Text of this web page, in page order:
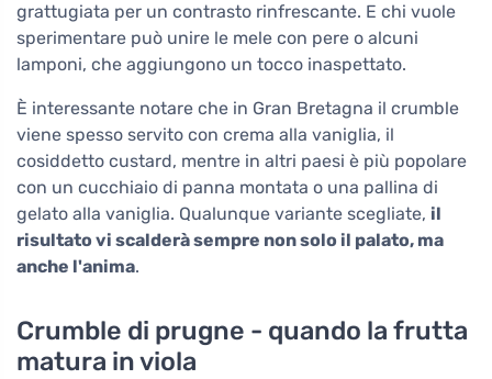
grattugiata per un contrasto rinfrescante. E chi vuole
sperimentare può unire le mele con pere o alcuni
lamponi, che aggiungono un tocco inaspettato.
È interessante notare che in Gran Bretagna il crumble
viene spesso servito con crema alla vaniglia, il
cosiddetto custard, mentre in altri paesi è più popolare
con un cucchiaio di panna montata o una pallina di
gelato alla vaniglia. Qualunque variante scegliate, il
risultato vi scalderà sempre non solo il palato, ma
anche l'anima.
Crumble di prugne - quando la frutta
matura in viola